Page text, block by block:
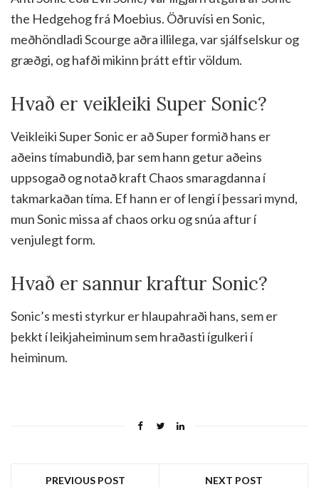
the Hedgehog frá Moebius. Öðruvísi en Sonic,
meðhöndladi Scourge aðra illilega, var sjálfselskur og
græðgi, og hafði mikinn þrátt eftir völdum.
Hvað er veikleiki Super Sonic?
Veikleiki Super Sonic er að Super formið hans er
aðeins tímabundið, þar sem hann getur aðeins
uppsogað og notað kraft Chaos smaragdanna í
takmarkaðan tíma. Ef hann er of lengi í þessari mynd,
mun Sonic missa af chaos orku og snúa aftur í
venjulegt form.
Hvað er sannur kraftur Sonic?
Sonic’s mesti styrkur er hlaupahraði hans, sem er
þekkt í leikjaheiminum sem hraðasti ígulkeri í
heiminum.
PREVIOUS POST NEXT POST